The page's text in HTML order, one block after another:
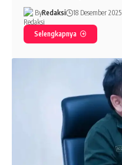
ByRedaksi 18 Desember 2025
Selengkapnya